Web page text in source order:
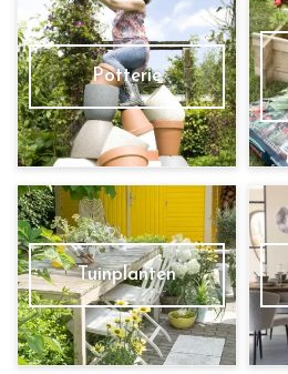
Potterie
Tuinplanten